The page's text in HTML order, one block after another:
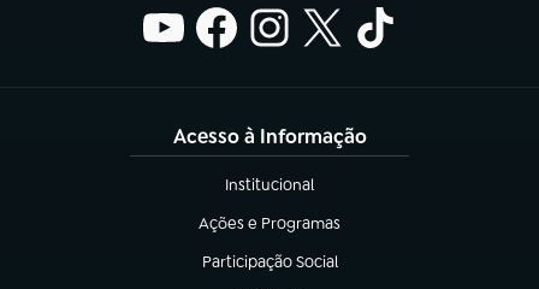
Acesso à Informação
Institucional
(abre em nova aba)
Ações e Programas
(abre em nova aba)
Participação Social
(abre em nova aba)